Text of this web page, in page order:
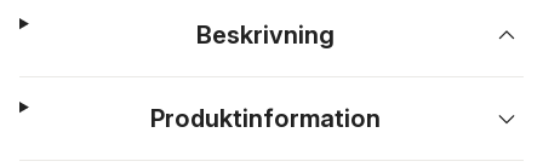
Beskrivning
Produktinformation